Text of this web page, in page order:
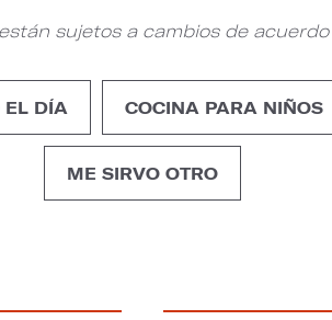
sujetos a cambios de
EL DÍA COCINA PARA NIÑOS
ME SIRVO OTRO